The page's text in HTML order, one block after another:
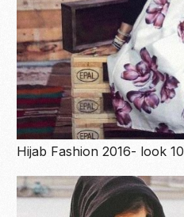
Hijab Fashion 2016- look 10